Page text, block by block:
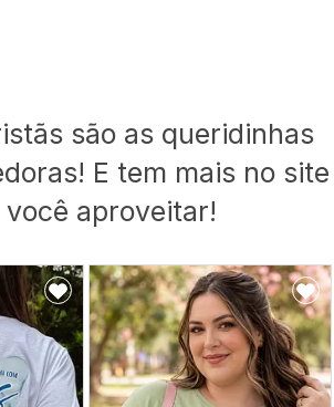
são as queridinhas
E tem mais no site
você aproveitar!